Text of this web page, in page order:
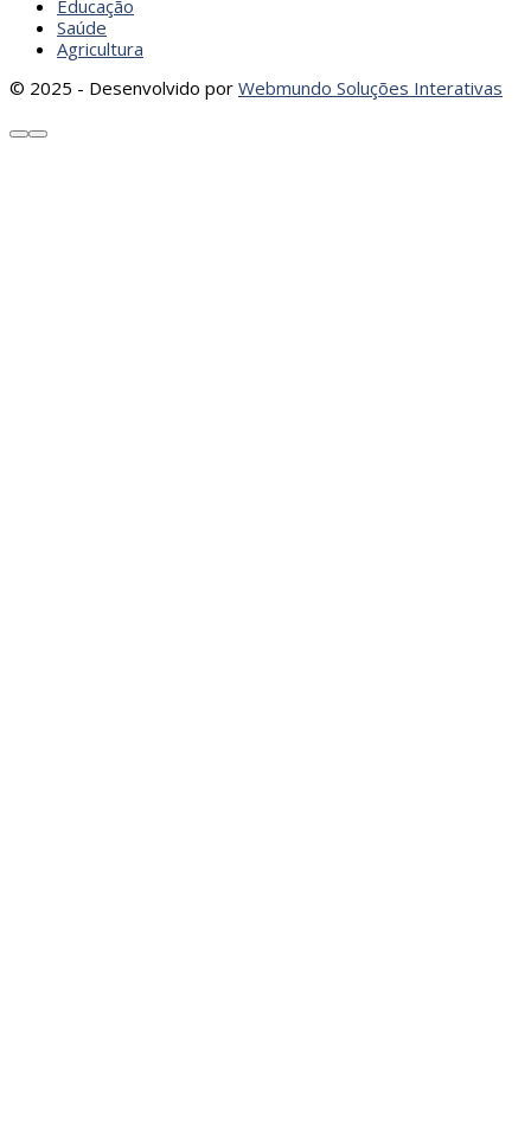
Educação
Saúde
Agricultura
© 2025 - Desenvolvido por Webmundo Soluções Interativas